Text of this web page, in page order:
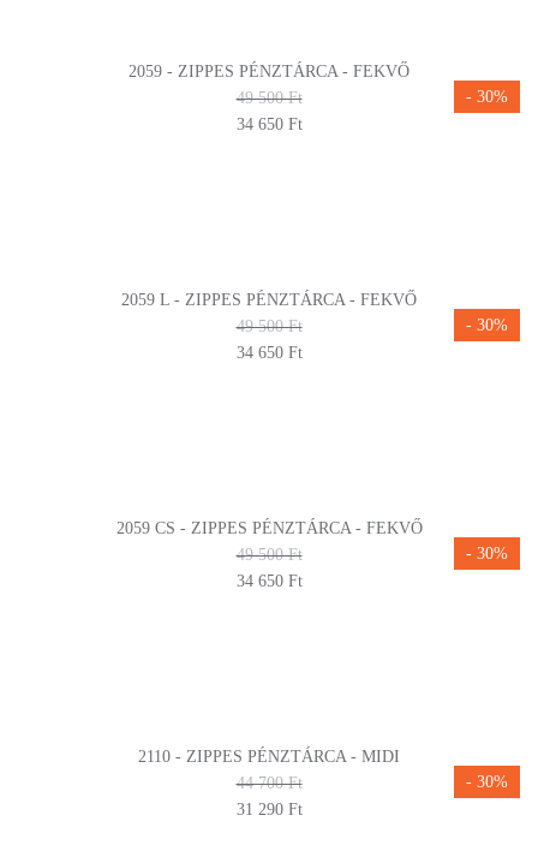
2059 - ZIPPES PÉNZTÁRCA - FEKVŐ
49 500 Ft
34 650 Ft
2059 L - ZIPPES PÉNZTÁRCA - FEKVŐ
49 500 Ft
34 650 Ft
2059 CS - ZIPPES PÉNZTÁRCA - FEKVŐ
49 500 Ft
34 650 Ft
- 30%
2110 - ZIPPES PÉNZTÁRCA - MIDI
44 700 Ft
31 290 Ft
- 30%
- 30%
- 30%